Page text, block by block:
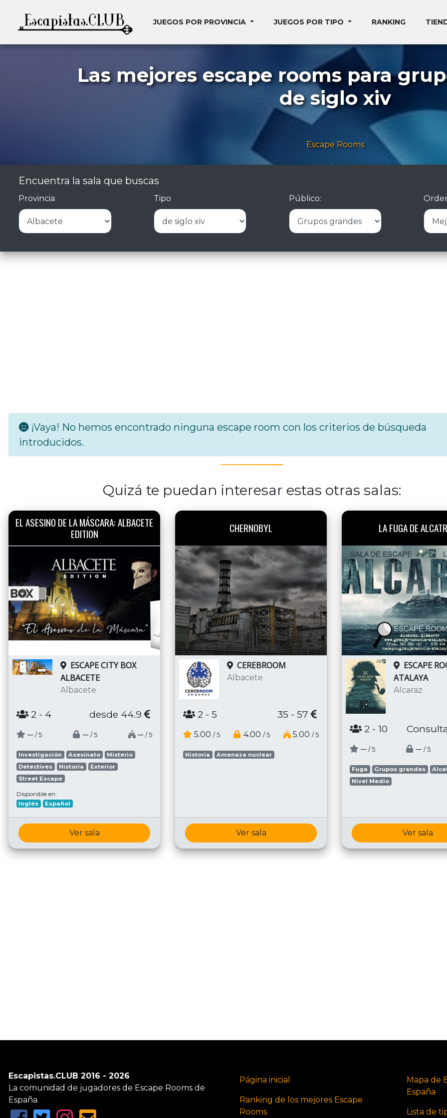
JUEGOS POR PROVINCIA JUEGOS POR TIPO RANKING
Las mejores escape rooms para
de siglo xiv
Escape Rooms
Encuentra la sala que buscas
Provincia Tipo Público:
¡Vaya! No hemos encontrado ninguna escape room con los criterios de búsqueda
introducidos.
Quizá te puedan interesar estas otras salas:
EL ASESINO DE LA MÁSCARA: ALBACETE
EDITION
ESCAPE CITY BOX
ALBACETE
Albacete
2 - 4 desde 44.9
─ / 5 ─ / 5 ─ / 5
Investigación Asesinato
Misterio
Detectives
Historia
Exterior
Street Escape
Disponible en:
Inglés Español
Ver sala
CHERNOBYL
CEREBROOM
Albacete
2 - 5 35 - 57
5.00 / 5 4.00 / 5 5.00 / 5
Historia Amenaza nuclear
Ver sala
LA FUGA DE
ESCAPE
ATALAYA
Alcaraz
2 - 10
─ / 5 ─ / 5
Fuga Grupos grandes
Nivel Medio
Ver sala
Escapistas.CLUB 2016 - 2026
La comunidad de jugadores de Escape Rooms de
España.
Página inicial
Ranking de los mejores Escape
Rooms
Mapa de
España
Lista de